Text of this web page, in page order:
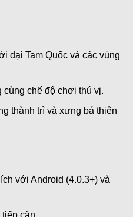
đại Tam Quốc và các vùng
cùng chế độ chơi thú vị.
thành trì và xưng bá thiên
với Android (4.0.3+) và
cận.